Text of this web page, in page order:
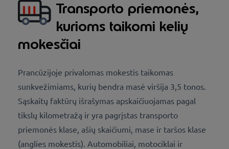
Transporto priemonės,
kurioms taikomi kelių
mokesčiai
Prancūzijoje privalomas mokestis taikomas
sunkvežimiams, kurių bendra masė viršija 3,5 tonos.
Sąskaitų faktūrų išrašymas apskaičiuojamas pagal
tikslų kilometražą ir yra pagrįstas transporto
priemonės klase, ašių skaičiumi, mase ir taršos klase
(anglies mokestis). Automobiliai, motociklai ir